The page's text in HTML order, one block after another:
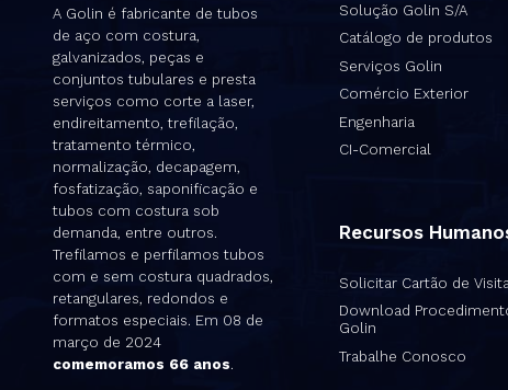
A Golin é fabricante de tubos
de aço com costura,
galvanizados, peças e
conjuntos tubulares e presta
serviços como corte a laser,
endireitamento, trefilação,
tratamento térmico,
normalização, decapagem,
fosfatização, saponificação e
tubos com costura sob
demanda, entre outros.
Trefilamos e perfilamos tubos
com e sem costura quadrados,
retangulares, redondos e
formatos especiais. Em 08 de
março de 2024
comemoramos 66 anos.
Solução Golin S/A
Catálogo de produtos
Serviços Golin
Comércio Exterior
Engenharia
CI-Comercial
Recursos
Solicitar Cartão de Visita
Download
Golin
Trabalhe Conosco